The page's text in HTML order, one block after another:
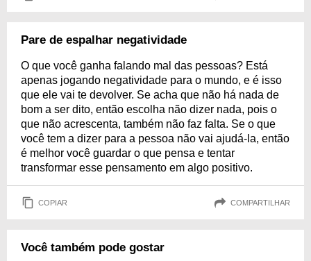
Pare de espalhar negatividade
O que você ganha falando mal das pessoas? Está
apenas jogando negatividade para o mundo, e é isso
que ele vai te devolver. Se acha que não há nada de
bom a ser dito, então escolha não dizer nada, pois o
que não acrescenta, também não faz falta. Se o que
você tem a dizer para a pessoa não vai ajudá-la, então
é melhor você guardar o que pensa e tentar
transformar esse pensamento em algo positivo.
COPIAR COMPARTILHAR
Você também pode gostar